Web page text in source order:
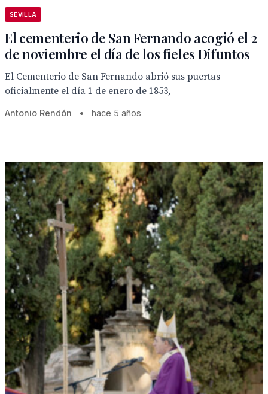
SEVILLA
El cementerio de San Fernando acogió el 2
de noviembre el día de los fieles Difuntos
El Cementerio de San Fernando abrió sus puertas
oficialmente el día 1 de enero de 1853,
Antonio Rendón • hace 5 años